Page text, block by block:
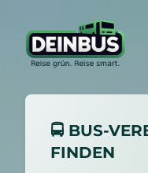
🚍 BUS-
FINDEN